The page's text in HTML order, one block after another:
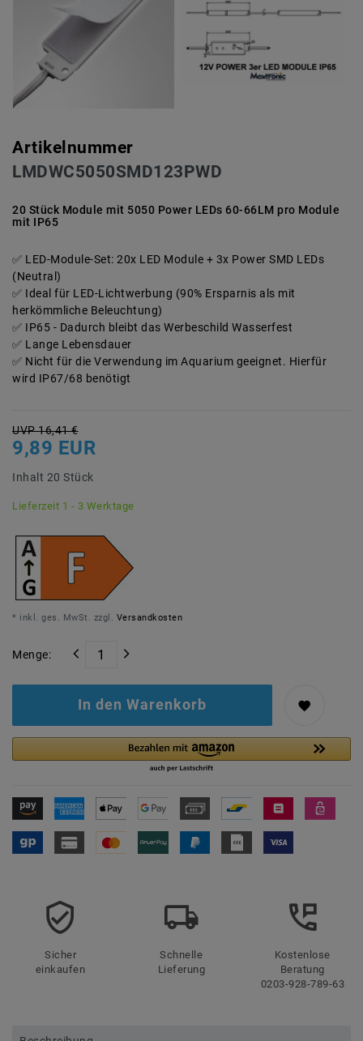
Artikelnummer
LMDWC5050SMD123PWD
20 Stück Module mit 5050 Power LEDs 60-66LM pro Module
mit IP65
LED-Module-Set: 20x LED Module + 3x Power SMD LEDs
(Neutral)
Ideal für LED-Lichtwerbung (90% Ersparnis als mit
herkömmliche Beleuchtung)
IP65 - Dadurch bleibt das Werbeschild Wasserfest
Lange Lebensdauer
Nicht für die Verwendung im Aquarium geeignet. Hierfür
wird IP67/68 benötigt
UVP 16,41 €
9,89 EUR
Inhalt 20 Stück
Lieferzeit 1 - 3 Werktage
* inkl. ges. MwSt. zzgl. Versandkosten
Menge:
In den Warenkorb
Sicher
einkaufen
Schnelle
Lieferung
Kostenlose
Beratung
0203-928-789-63